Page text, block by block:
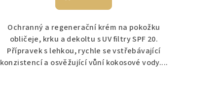
Ochranný a regenerační krém na pokožku
obličeje, krku a dekoltu s UV filtry SPF 20.
Přípravek s lehkou, rychle se vstřebávající
konzistencí a osvěžující vůní kokosové vody....